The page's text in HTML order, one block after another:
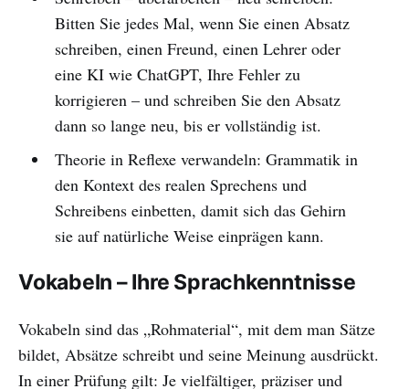
Bitten Sie jedes Mal, wenn Sie einen Absatz
schreiben, einen Freund, einen Lehrer oder
eine KI wie ChatGPT, Ihre Fehler zu
korrigieren – und schreiben Sie den Absatz
dann so lange neu, bis er vollständig ist.
Theorie in Reflexe verwandeln: Grammatik in
den Kontext des realen Sprechens und
Schreibens einbetten, damit sich das Gehirn
sie auf natürliche Weise einprägen kann.
Vokabeln – Ihre Sprachkenntnisse
Vokabeln sind das „Rohmaterial“, mit dem man Sätze
bildet, Absätze schreibt und seine Meinung ausdrückt.
In einer Prüfung gilt: Je vielfältiger, präziser und